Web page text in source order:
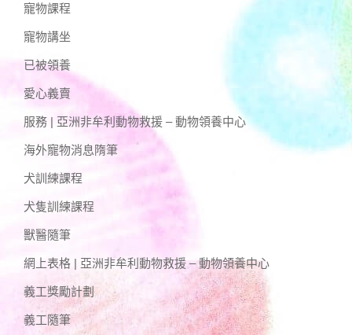
寵物課程
寵物講坐
已被領養
愛心義賣
服務 | 亞洲非牟利動物救援 – 動物領養中心
海外寵物消息隋筆
犬訓練課程
犬隻訓練課程
獸醫隨筆
網上表格 | 亞洲非牟利動物救援 – 動物領養中心
義工獎勵計劃
義工隨筆